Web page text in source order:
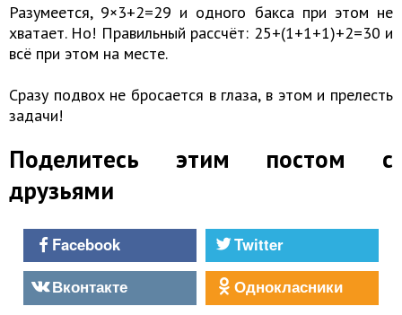
Разумеется, 9×3+2=29 и одного бакса при этом не
хватает. Но! Правильный рассчёт: 25+(1+1+1)+2=30 и
всё при этом на месте.
Сразу подвох не бросается в глаза, в этом и прелесть
задачи!
Поделитесь этим постом с
друзьями
Facebook
Twitter
Вконтакте
Однокласники